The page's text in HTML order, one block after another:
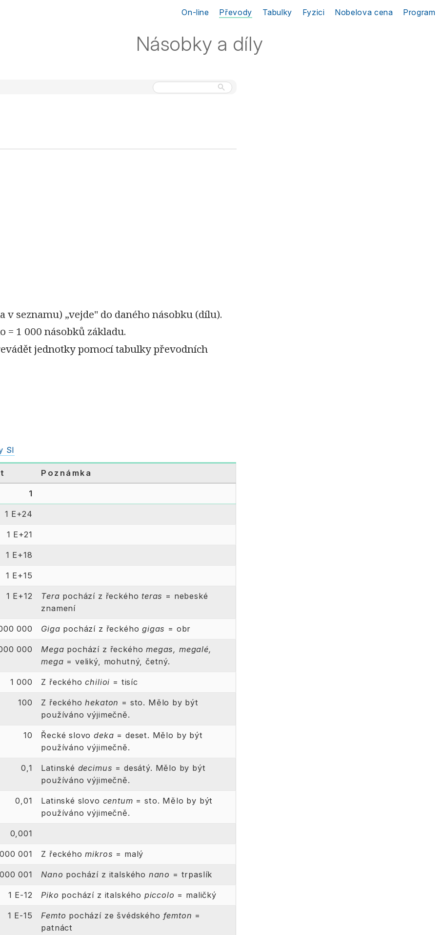
Násobky a díly
v seznamu) „vejde" do daného násobku (dílu).
= 1 000 násobků základu.
jednotky pomocí tabulky převodních
SI
Poznámka
1
1 E+24
1 E+21
1 E+18
1 E+15
1 E+12 Tera pochází z řeckéhoteras = nebeské
znamení
000 Giga pochází z řeckéhogigas = obr
000 Mega pochází z řeckéhomegas, megalé,
mega = veliký, mohutný, četný.
1 000 Z řeckéhochilioi = tisíc
100 Z řeckéhohekaton = sto. Mělo by být
používáno výjimečně.
10 Řecké slovodeka = deset. Mělo by být
používáno výjimečně.
0,1 Latinské decimus = desátý. Mělo by být
používáno výjimečně.
0,01 Latinské slovo centum = sto. Mělo by být
používáno výjimečně.
0,001
001 Z řeckéhomikros = malý
001 Nano pochází z italského nano = trpaslík
1 E-12 Piko pochází z italského piccolo = maličký
1 E-15 Femto pochází ze švédského femton =
patnáct
On-line Převody Tabulky Fyzici Nobelova cena Program